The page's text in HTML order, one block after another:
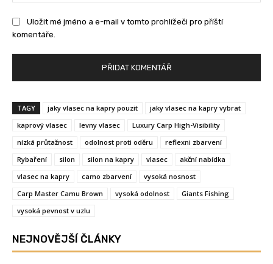
Uložit mé jméno a e-mail v tomto prohlížeči pro příští
komentáře.
TAGY jaky vlasec na kapry pouzit
jaky vlasec na kapry vybrat
kaprový vlasec
levny vlasec
Luxury Carp High-Visibility
nízká průtažnost
odolnost proti oděru
reflexni zbarvení
Rybaření
silon silon na kapry vlasec
akční nabídka
vlasec na kapry
camo zbarvení
vysoká nosnost
Carp Master Camu Brown
vysoká odolnost
Giants Fishing
vysoká pevnost v uzlu
NEJNOVĚJŠÍ ČLÁNKY